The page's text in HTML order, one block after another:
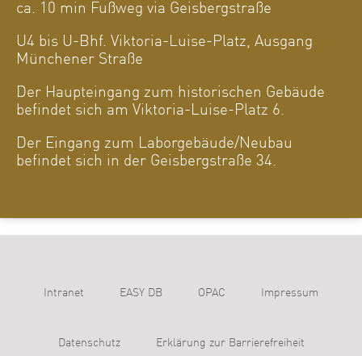
ca. 10 min Fußweg via Geisbergstraße
U4 bis U-Bhf. Viktoria-Luise-Platz, Ausgang
Münchener Straße
Der Haupteingang zum historischen Gebäude
befindet sich am Viktoria-Luise-Platz 6.
Der Eingang zum Laborgebäude/Neubau
befindet sich in der Geisbergstraße 34.
Intranet EASY DB OPAC Impressum
Datenschutz Erklärung zur Barrierefreiheit